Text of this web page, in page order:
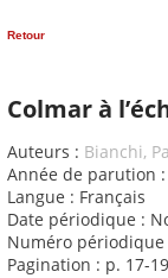
Retour
Colmar à
Auteurs : Bianchi,
Année de parution :
Langue : Français
Date périodique :
Numéro périodique
Pagination : p. 17-19